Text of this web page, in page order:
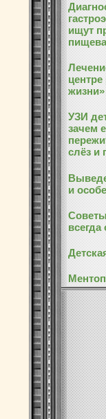
ищут
жизни»
УЗИ
зачем
слёз и
и